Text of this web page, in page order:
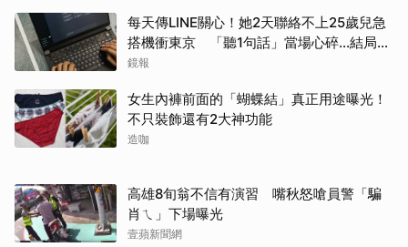
每天傳LINE關心！她2天聯絡不上25歲兒急
搭機衝東京 「聽1句話」當場心碎...結局看
哭網
鏡報
女生內褲前面的「蝴蝶結」真正用途曝光！
不只裝飾還有2大神功能
造咖
高雄8旬翁不信有演習 嘴秋怒嗆員警「騙
肖ㄟ」下場曝光
壹蘋新聞網